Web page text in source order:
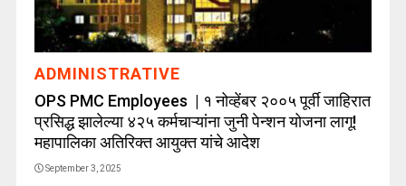
ADMINISTRATIVE
OPS PMC Employees | १ नोव्हेंबर २००५ पूर्वी जाहिरात
प्रसिद्ध झालेल्या ४२५ कर्मचाऱ्यांना जुनी पेन्शन योजना लागू!
महापालिका अतिरिक्त आयुक्त यांचे आदेश
September 3, 2025